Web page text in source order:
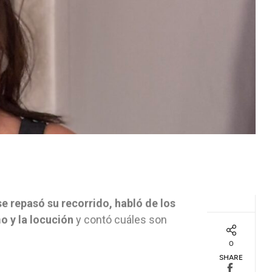
repasó su recorrido, habló de los
y la locución y contó cuáles son
0
SHARE